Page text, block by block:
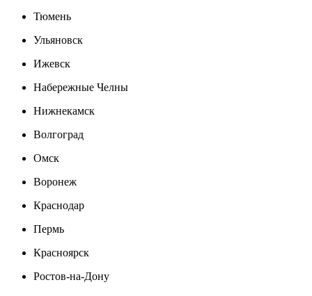
Тюмень
Ульяновск
Ижевск
Набережные Челны
Нижнекамск
Волгоград
Омск
Воронеж
Краснодар
Пермь
Красноярск
Ростов-на-Дону